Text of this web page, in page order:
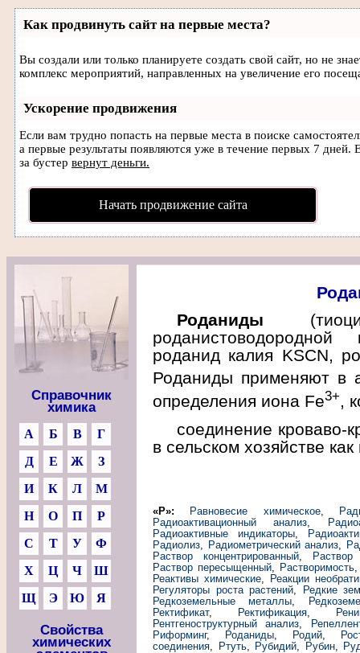
Как продвинуть сайт на первые места?
Вы создали или только планируете создать свой сайт, но не
комплекс мероприятий, направленных на увеличение его
Ускорение продвижения
Если вам трудно попасть на первые места в поиске
а первые результаты появляются уже в течение первых 7
за бустер вернут деньги.
Начать продвижение сайта
Справочник
химика
А Б В
Г
Д
Е Ж
З
И
К Л
М
Н
О П
Р
С
Т У
Ф
Х
Ц Ч
Ш
Щ
Э Ю Я
Свойства
химических
Роданиды
роданид калия KSCN,
Роданиды применяют в
определения иона Fe3+,
соединение кроваво-
в сельском хозяйстве
«Р»: Равновесие химическое,
Радиоактивационный анализ
Радиоактивные индикаторы
Радиолиз
Радиометрический анализ
Раствор концентрированный
Раствор пересыщенный
Растворимость
Реактивы химические,
Реакции
Регуляторы роста растений
Редкие
Редкоземельные металлы
Ректификат, Ректификация,
Рентгеноструктурный анализ
Риформинг, Роданиды Родий
соединения
Ртуть, Рубидий Рубин,